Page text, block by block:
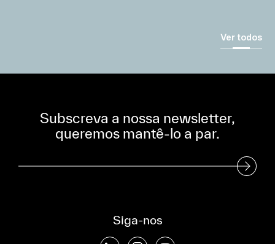
Ver todos
Subscreva a nossa newsletter,
queremos mantê-lo a par.
Subscreva a nossa Newsletter
Siga-nos